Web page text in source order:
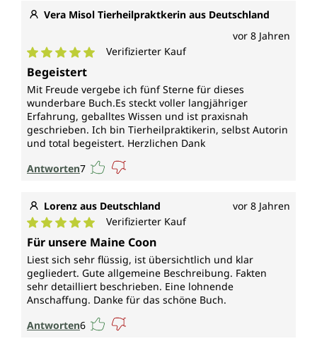
Vera Misol Tierheilpraktkerin aus Deutschland
vor 8 Jahren
Durchschnittliche Bewertung von 5 von 5 Sternen
Verifizierter Kauf
Begeistert
Mit Freude vergebe ich fünf Sterne für dieses
wunderbare Buch.Es steckt voller langjähriger
Erfahrung, geballtes Wissen und ist praxisnah
geschrieben. Ich bin Tierheilpraktikerin, selbst Autorin
und total begeistert. Herzlichen Dank
Antworten7
Lorenz aus Deutschland vor 8 Jahren
Durchschnittliche Bewertung von 5 von 5 Sternen
Verifizierter Kauf
Für unsere Maine Coon
Liest sich sehr flüssig, ist übersichtlich und klar
gegliedert. Gute allgemeine Beschreibung. Fakten
sehr detailliert beschrieben. Eine lohnende
Anschaffung. Danke für das schöne Buch.
Antworten6